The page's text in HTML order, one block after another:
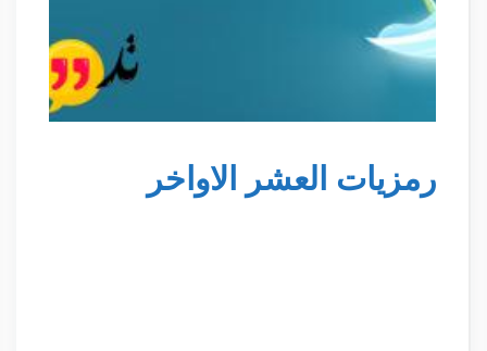
رمزيات العشر الاواخر